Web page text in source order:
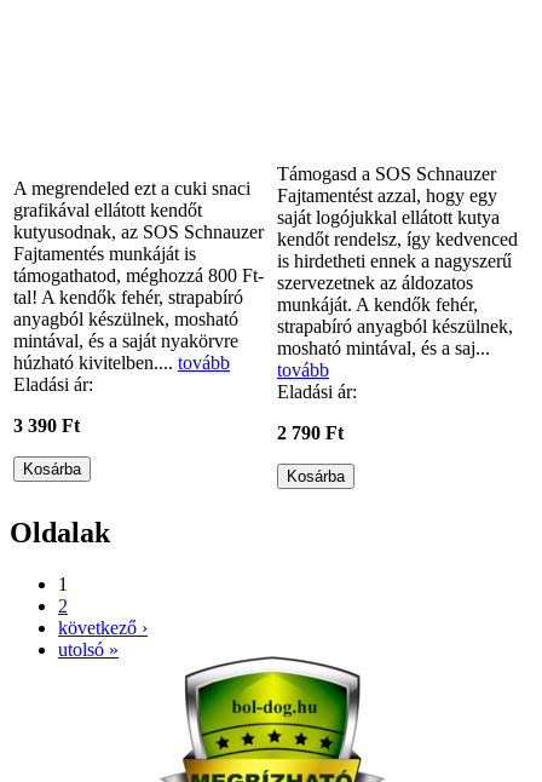
A megrendeled ezt a cuki snaci
grafikával ellátott kendőt
kutyusodnak, az SOS Schnauzer
Fajtamentés munkáját is
támogathatod, méghozzá 800 Ft-
tal! A kendők fehér, strapabíró
anyagból készülnek, mosható
mintával, és a saját nyakörvre
húzható kivitelben.... tovább
Eladási ár:
3 390 Ft
Támogasd a SOS Schnauzer
Fajtamentést azzal, hogy egy
saját logójukkal ellátott kutya
kendőt rendelsz, így kedvenced
is hirdetheti ennek a nagyszerű
szervezetnek az áldozatos
munkáját. A kendők fehér,
strapabíró anyagból készülnek,
mosható mintával, és a saj...
tovább
Eladási ár:
2 790 Ft
Oldalak
1
2
következő ›
utolsó »